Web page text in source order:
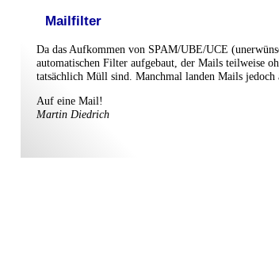
Mailfilter
Da das Aufkommen von SPAM/UBE/UCE
automatischen Filter aufgebaut, der Mails teilweise
tatsächlich Müll sind. Manchmal landen Mails
Auf eine Mail!
Martin Diedrich